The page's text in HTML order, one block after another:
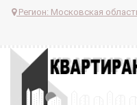
Регион: Московская